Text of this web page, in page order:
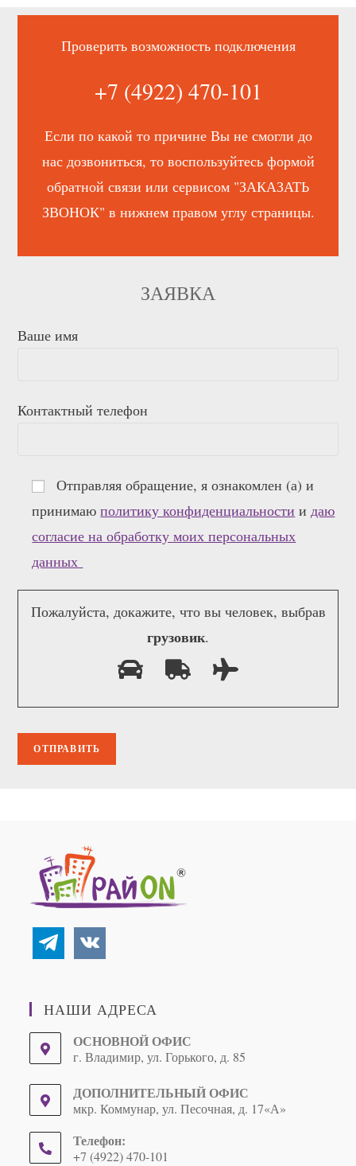
ЗАЯВКА
Ваше имя
Контактный телефон
Отправляя обращение, я ознакомлен (а) и
принимаюполитику конфиденциальности идаю
согласие на обработку моих персональных
данных
Пожалуйста, докажите, что вы человек, выбрав
грузовик.
Проверить возможность подключения
+7 (4922) 470-101
Если по какой то причине Вы не смогли до
нас дозвониться, то воспользуйтесь формой
обратной связи или сервисом "ЗАКАЗАТЬ
ЗВОНОК" в нижнем правом углу страницы.
telegram vkontakte
НАШИ АДРЕСА
ОСНОВНОЙ ОФИС
г. Владимир, ул. Горького, д. 85
ДОПОЛНИТЕЛЬНЫЙ ОФИС
мкр. Коммунар, ул. Песочная, д. 17«А»
Телефон:
+7 (4922) 470-101